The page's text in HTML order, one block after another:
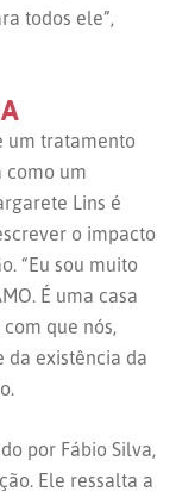
todos ele”,
um tratamento
como um
Lins é
o impacto
“Eu sou muito
É uma casa
que nós,
da existência da
por Fábio Silva,
Ele ressalta a